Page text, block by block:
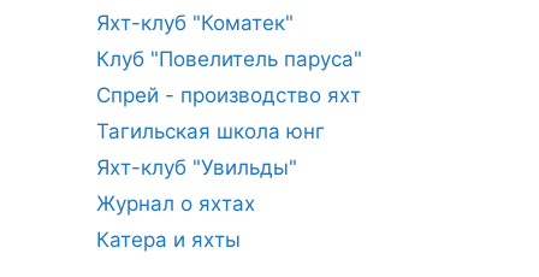
Яхт-клуб "Коматек"
Клуб "Повелитель паруса"
Спрей - производство яхт
Тагильская школа юнг
Яхт-клуб "Увильды"
Журнал о яхтах
Катера и яхты